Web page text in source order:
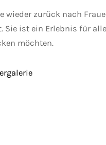
wieder zurück nach
ist ein Erlebnis für
möchten.